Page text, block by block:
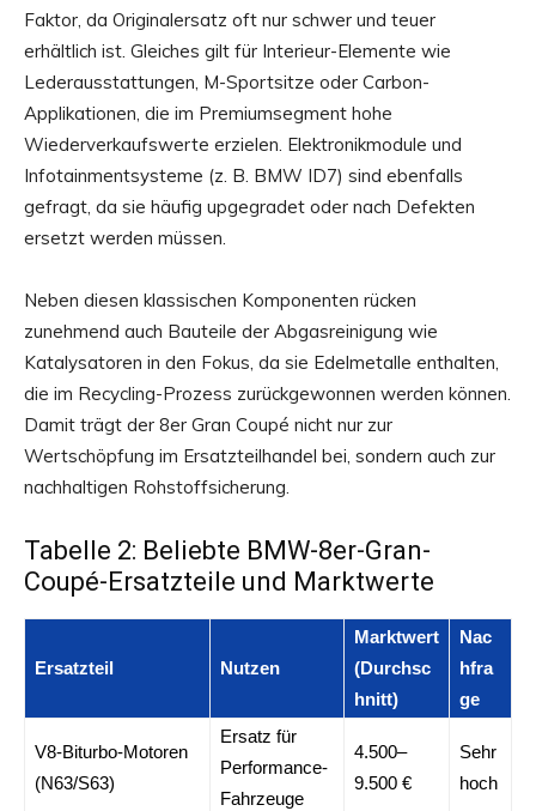
Faktor, da Originalersatz oft nur schwer und teuer
erhältlich ist. Gleiches gilt für Interieur-Elemente wie
Lederausstattungen, M-Sportsitze oder Carbon-
Applikationen, die im Premiumsegment hohe
Wiederverkaufswerte erzielen. Elektronikmodule und
Infotainmentsysteme (z. B. BMW ID7) sind ebenfalls
gefragt, da sie häufig upgegradet oder nach Defekten
ersetzt werden müssen.
Neben diesen klassischen Komponenten rücken
zunehmend auch Bauteile der Abgasreinigung wie
Katalysatoren in den Fokus, da sie Edelmetalle enthalten,
die im Recycling-Prozess zurückgewonnen werden können.
Damit trägt der 8er Gran Coupé nicht nur zur
Wertschöpfung im Ersatzteilhandel bei, sondern auch zur
nachhaltigen Rohstoffsicherung.
Tabelle 2: Beliebte BMW-8er-Gran-
Coupé-Ersatzteile und Marktwerte
Ersatzteil Nutzen
Marktwert
(Durchsc
hnitt)
Nac
hfra
ge
V8-Biturbo-Motoren
(N63/S63)
Ersatz für
Performance-
Fahrzeuge
4.500–
9.500 €
Sehr
hoch